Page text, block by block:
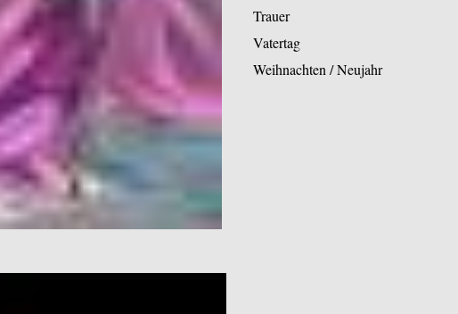
Trauer
Vatertag
Weihnachten / Neujahr